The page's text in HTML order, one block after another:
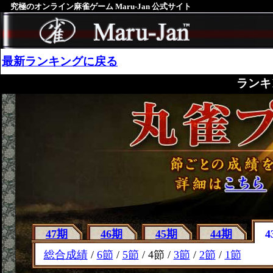
究極のオンライン麻雀ゲーム Maru-Jan 公式サイト
最新ランキングに戻る
ラン
47期 46期 45期 44期
総合成績/ 6節 / 5節 / 4節 / 3節 / 2節 / 1節